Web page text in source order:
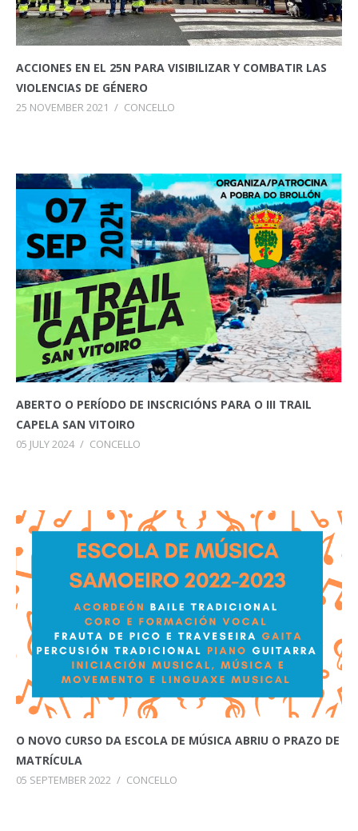
ACCIONES EN EL 25N PARA VISIBILIZAR Y COMBATIR LAS
VIOLENCIAS DE GÉNERO
25 NOVEMBER 2021 / CONCELLO
ABERTO O PERÍODO DE INSCRICIÓNS PARA O III TRAIL
CAPELA SAN VITOIRO
05 JULY 2024 / CONCELLO
O NOVO CURSO DA ESCOLA DE MÚSICA ABRIU O PRAZO DE
MATRÍCULA
05 SEPTEMBER 2022 / CONCELLO